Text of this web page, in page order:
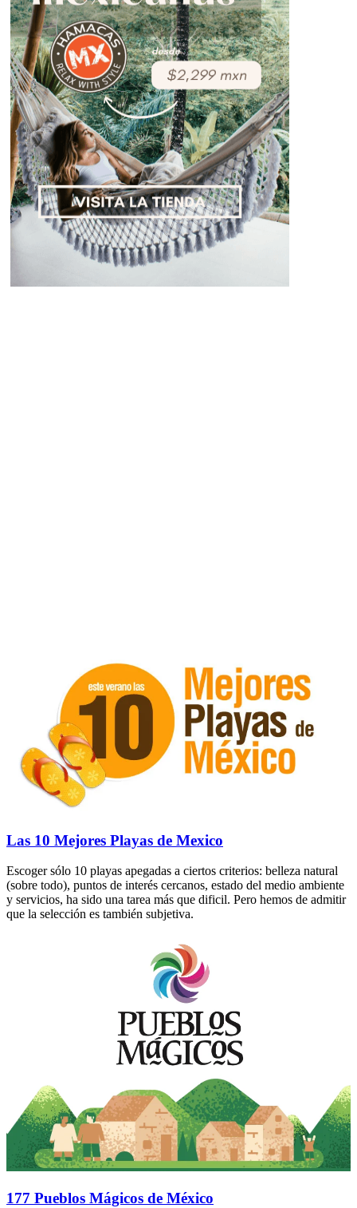
Las 10 Mejores Playas de Mexico
Escoger sólo 10 playas apegadas a ciertos criterios: belleza natural
(sobre todo), puntos de interés cercanos, estado del medio ambiente
y servicios, ha sido una tarea más que dificil. Pero hemos de admitir
que la selección es también subjetiva.
177 Pueblos Mágicos de México